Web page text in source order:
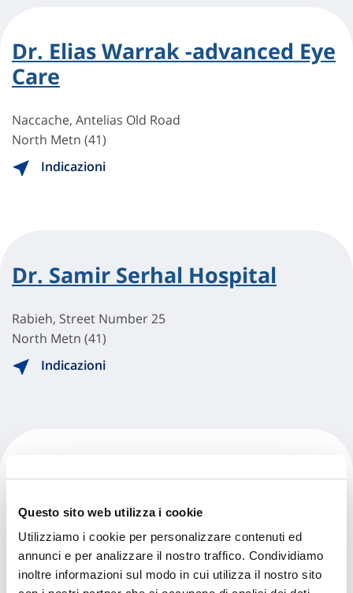
Questo sito web utilizza i cookie
Utilizziamo i cookie per personalizzare contenuti ed
annunci e per analizzare il nostro traffico. Condividiamo
inoltre informazioni sul modo in cui utilizza il nostro sito
Dr. Elias Warrak -advanced Eye
Care
Naccache, Antelias Old Road
North Metn (41)
Indicazioni
Dr. Samir Serhal Hospital
Rabieh, Street Number 25
North Metn (41)
Indicazioni
Eye & Ear Hospital
Naccache, Mar Mansour Street
North Metn (41)
Indicazioni